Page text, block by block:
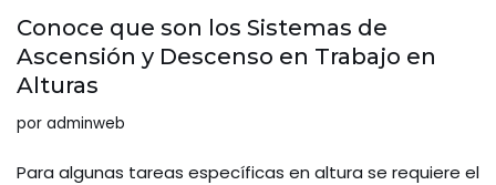
Conoce que son los Sistemas de
Ascensión y Descenso en Trabajo en
Alturas
por adminweb
Para algunas tareas específicas en altura se requiere el